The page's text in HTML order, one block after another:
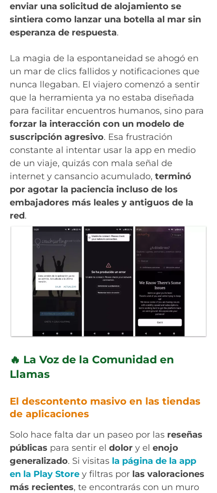
enviar una solicitud de alojamiento se
sintiera como lanzar una botella al mar sin
esperanza de respuesta.
La magia de la espontaneidad se ahogó en
un mar de clics fallidos y notificaciones que
nunca llegaban. El viajero comenzó a sentir
que la herramienta ya no estaba diseñada
para facilitar encuentros humanos, sino para
forzar la interacción con un modelo de
suscripción agresivo. Esa frustración
constante al intentar usar la app en medio
de un viaje, quizás con mala señal de
internet y cansancio acumulado, terminó
por agotar la paciencia incluso de los
embajadores más leales y antiguos de la
red.
🔥 La Voz de la Comunidad en
Llamas
El descontento masivo en las tiendas
de aplicaciones
Solo hace falta dar un paseo por las reseñas
públicas para sentir el dolor y el enojo
generalizado. Si visitas la página de la app
en la Play Store y filtras por las valoraciones
más recientes, te encontrarás con un muro